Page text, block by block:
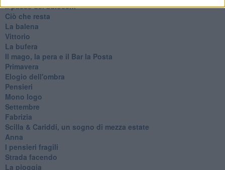
Il paese dei balocchi
Ciò che resta
La balena
Vittorio
La bufera
Il mago, la pera e il Bar la Posta
Primavera
Elogio dell'ombra
Pensieri
Mono logo
Settembre
Fabrizia
​Scilla & Cariddi, un sogno di mezza estate
Anna
I pensieri fragili
Strada facendo
La pioggia